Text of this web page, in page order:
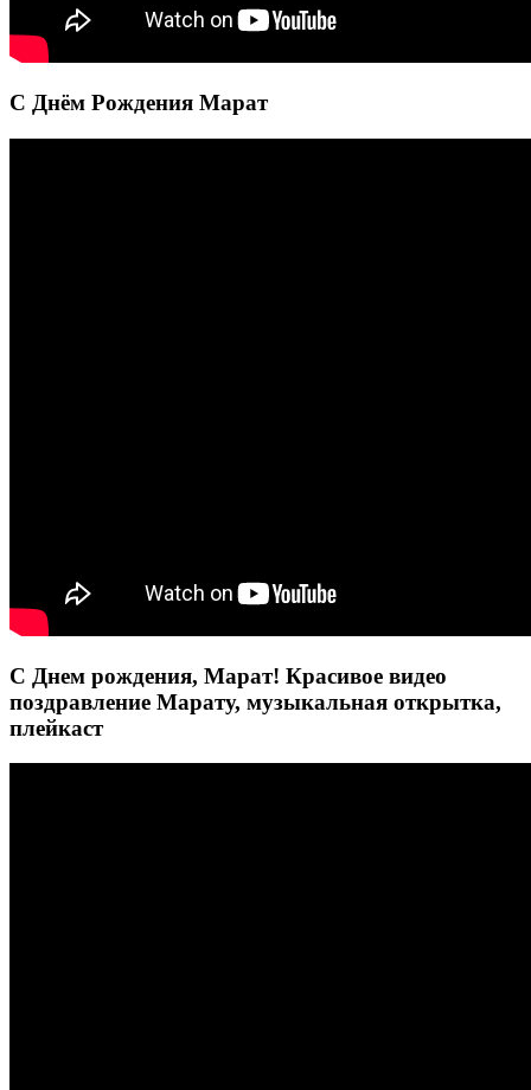
С Днём Рождения Марат
С Днем рождения, Марат! Красивое видео
поздравление Марату, музыкальная открытка,
плейкаст